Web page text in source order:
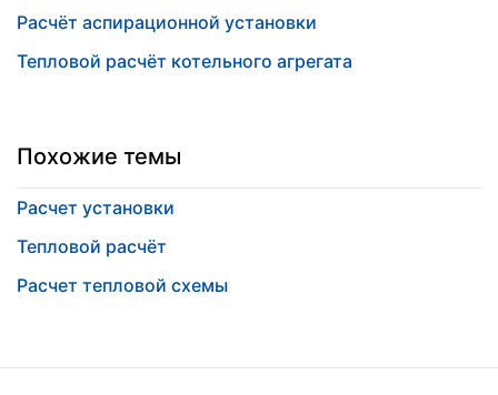
Расчёт аспирационной установки
Тепловой расчёт котельного агрегата
Похожие темы
Расчет установки
Тепловой расчёт
Расчет тепловой схемы